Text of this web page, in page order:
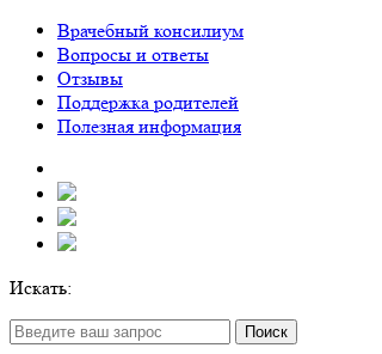
Врачебный консилиум
Вопросы и ответы
Отзывы
Поддержка родителей
Полезная информация
Искать:
Поиск